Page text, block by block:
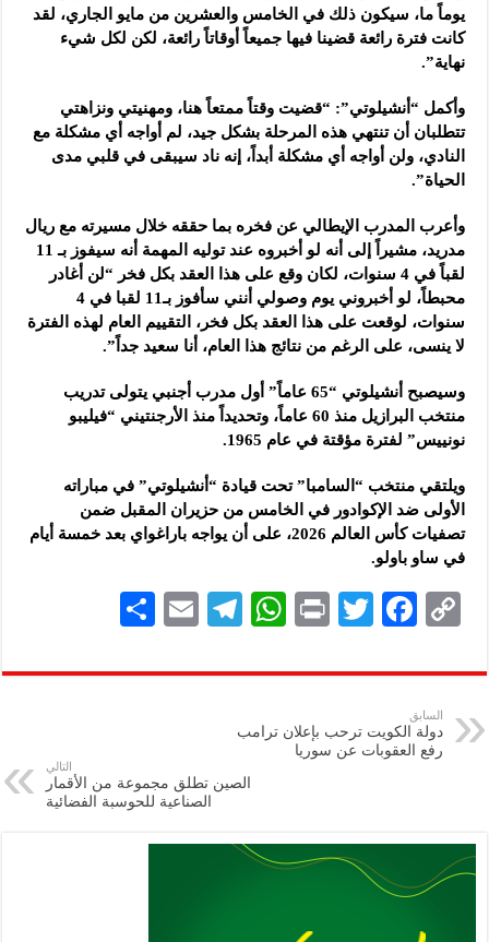
يوماً ما، سيكون ذلك في الخامس والعشرين من مايو الجاري، لقد
كانت فترة رائعة قضينا فيها جميعاً أوقاتاً رائعة، لكن لكل شيء
نهاية”.
وأكمل “أنشيلوتي”: “قضيت وقتاً ممتعاً هنا، ومهنيتي ونزاهتي
تتطلبان أن تنتهي هذه المرحلة بشكل جيد، لم أواجه أي مشكلة مع
النادي، ولن أواجه أي مشكلة أبداً، إنه ناد سيبقى في قلبي مدى
الحياة”.
وأعرب المدرب الإيطالي عن فخره بما حققه خلال مسيرته مع ريال
مدريد، مشيراً إلى أنه لو أخبروه عند توليه المهمة أنه سيفوز بـ 11
لقباً في 4 سنوات، لكان وقع على هذا العقد بكل فخر “لن أغادر
محبطاً، لو أخبروني يوم وصولي أنني سأفوز بـ11 لقبا في 4
سنوات، لوقعت على هذا العقد بكل فخر، التقييم العام لهذه الفترة
لا ينسى، على الرغم من نتائج هذا العام، أنا سعيد جداً”.
وسيصبح أنشيلوتي “65 عاماً” أول مدرب أجنبي يتولى تدريب
منتخب البرازيل منذ 60 عاماً، وتحديداً منذ الأرجنتيني “فيليبو
نونييس” لفترة مؤقتة في عام 1965.
ويلتقي منتخب “السامبا” تحت قيادة “أنشيلوتي” في مباراته
الأولى ضد الإكوادور في الخامس من حزيران المقبل ضمن
تصفيات كأس العالم 2026، على أن يواجه باراغواي بعد خمسة أيام
في ساو باولو.
C
p
y
Li
F
eb
k
T
tt
P
nt
W
at
A
p
Te
gr
E
ai
ar
السابق
دولة الكويت ترحب بإعلان ترامب
رفع العقوبات عن سوريا
التالي
الصين تطلق مجموعة من الأقمار
الصناعية للحوسبة الفضائية